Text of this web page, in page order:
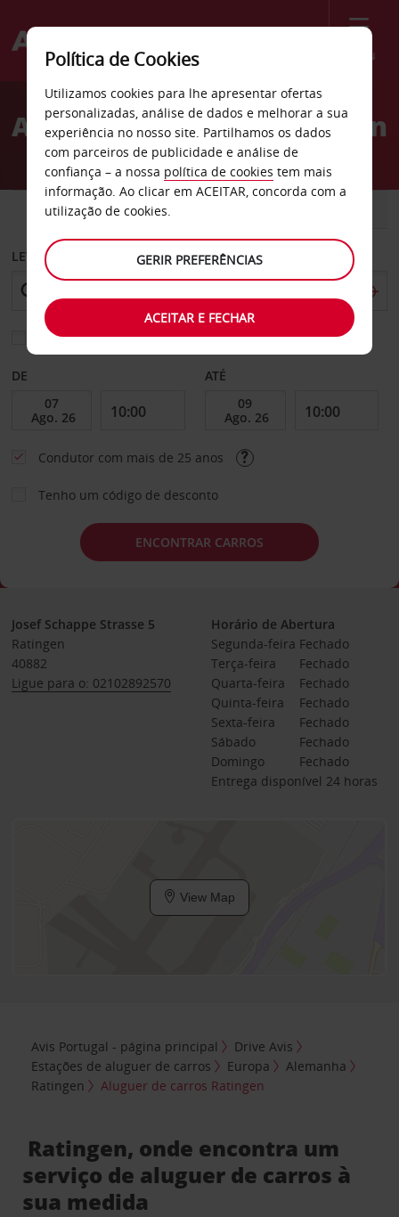
Menu
Welcome
AvisAluguer de carros Ratingen
CARRO
LEVANTAR EM
Escolher uma estação de devolução diferente
DE ATÉ
Condutor com mais de 25 anos
Tenho um código de desconto
ENCONTRAR CARROS
Josef Schappe Strasse 5
Ratingen
40882
Ligue para o: 02102892570
Horário de Abertura
Segunda-feira Fechado
Terça-feira
Fechado
Quarta-feira
Fechado
Quinta-feira
Fechado
Sexta-feira
Fechado
Sábado
Fechado
Domingo
Fechado
Entrega disponível 24 horas
View Map
Avis Portugal - página principal
Drive Avis
Estações de aluguer de carros
Europa
Alemanha
Ratingen
Aluguer de carros Ratingen
Ratingen, onde encontra um
serviço de aluguer de carros à
sua medida
Política de Cookies
Utilizamos cookies para lhe apresentar ofertas
personalizadas, análise de dados e melhorar a sua
experiência no nosso site. Partilhamos os dados
com parceiros de publicidade e análise de
confiança – a nossa política de cookies tem mais
informação. Ao clicar em ACEITAR, concorda com a
utilização de cookies.
GERIR PREFERÊNCIAS
ACEITAR E FECHAR